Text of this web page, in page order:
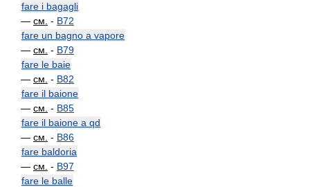
fare i bagagli
— см. - B72
fare un bagno a vapore
— см. - B79
fare le baie
— см. - B82
fare il baione
— см. - B85
fare il baione a qd
— см. - B86
fare baldoria
— см. - B97
fare le balle